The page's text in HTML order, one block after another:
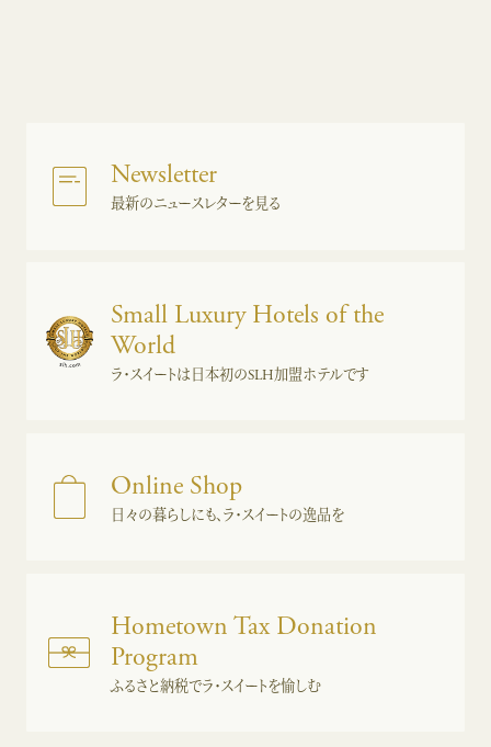
Newsletter
最新のニュースレターを見る
Small Luxury Hotels of the
World
ラ・スイートは日本初のSLH加盟ホテルです
Online Shop
日々の暮らしにも、ラ・スイートの逸品を
Hometown Tax Donation
Program
ふるさと納税でラ・スイートを愉しむ